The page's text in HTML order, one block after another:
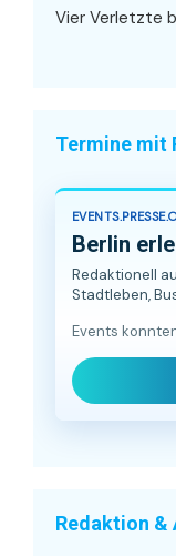
Vier Verletzte
Termine mit
Berlin
Redaktionell
Stadtleben,
Events
Redaktion &